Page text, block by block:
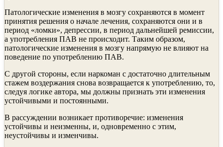
Патологические изменения в мозгу сохраняются в момент
принятия решения о начале лечения, сохраняются они и в
период «ломки», депрессии, в период дальнейшей ремиссии,
а употребления ПАВ не происходит. Таким образом,
патологические изменения в мозгу напрямую не влияют на
поведение по употреблению ПАВ.
С другой стороны, если наркоман с достаточно длительным
стажем воздержания снова возвращается к употреблению, то,
следуя логике автора, мы должны признать эти изменения
устойчивыми и постоянными.
В рассуждении возникает противоречие: изменения
устойчивы и неизменны, и, одновременно с этим,
неустойчивы и изменчивы.